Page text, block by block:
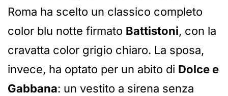
Roma ha scelto un classico completo
color blu notte firmato Battistoni, con la
cravatta color grigio chiaro. La sposa,
invece, ha optato per un abito di Dolce e
Gabbana: un vestito a sirena senza